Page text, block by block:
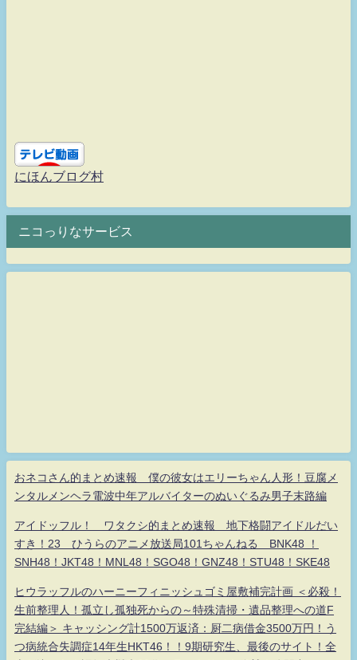
にほんブログ村
ニコっりなサービス
おネコさん的まとめ速報 僕の彼女はエリーちゃん人形！豆腐メ
ンタルメンヘラ電波中年アルバイターのぬいぐるみ男子末路編
アイドッフル！ ワタクシ的まとめ速報 地下格闘アイドルだい
すき！23 ひうらのアニメ放送局101ちゃんねる BNK48 ！
SNH48！JKT48！MNL48！SGO48！GNZ48！STU48！SKE48
ヒウラッフルのハーニーフィニッシュゴミ屋敷補完計画 ＜必殺！
生前整理人！孤立し孤独死からの～特殊清掃・遺品整理への道F
完結編＞ キャッシング計1500万返済：厨二病借金3500万円！う
つ病統合失調症14年生HKT46！！9期研究生、最後のサイト！全